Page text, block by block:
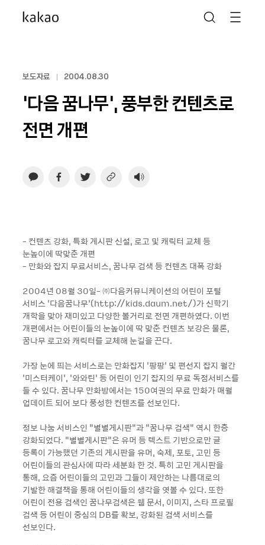
보도자료 2004.08.30
‘다음 꿈나무’, 풍부한 컨텐츠로
전면 개편
- 컨텐츠 강화, 특화 게시판 신설, 로고 및 캐릭터 교체 등
눈높이에 딱맞춘 개편
- 만화와 잡지 무료서비스, 꿈나무 검색 등 컨텐츠 대폭 강화
2004년 08월 30일- ㈜다음커뮤니케이션의 어린이 포털
서비스 ‘다음꿈나무’(http://kids.daum.net/)가 신학기
개학을 맞아 재미있고 다양한 볼거리로 전면 개편하였다. 이번
개편에서는 어린이들의 눈높이에 딱 맞춘 컨텐츠 보강은 물론,
꿈나무 로고와 캐릭터를 교체해 눈길을 끈다.
가장 눈에 띄는 서비스로는 만화잡지 ‘팡팡’ 및 편선지 잡지 월간
‘미스터케이’, ‘와와틴’ 등 어린이 인기 잡지의 무료 독점서비스를
들 수 있다. 꿈나무 만화방에서는 150여권의 무료 만화가 매월
업데이트 되어 보다 풍성한 컨텐츠를 선보인다.
정보 나눔 서비스인 “별별게시판“과 “꿈나무 검색“ 역시 한층
강화되었다. “별별게시판“은 유머 등 텍스트 기반으로만 글
등록이 가능했던 기존의 게시판을 유머, 숙제, 포토, 고민 등
어린이들의 관심사에 따라 세분화 한 것. 특히 고민 게시판을
통해, 요즘 어린이들의 고민과 그들이 제안하는 나름대로의
기발한 해결책을 통해 어린이들의 생각을 엿볼 수 있다. 또한
어린이 전용 검색인 꿈나무검색은 웹 문서, 이미지, 스타 프로필
검색 등 어린이 중심의 DB를 확보, 강화된 검색 서비스를
선보인다.